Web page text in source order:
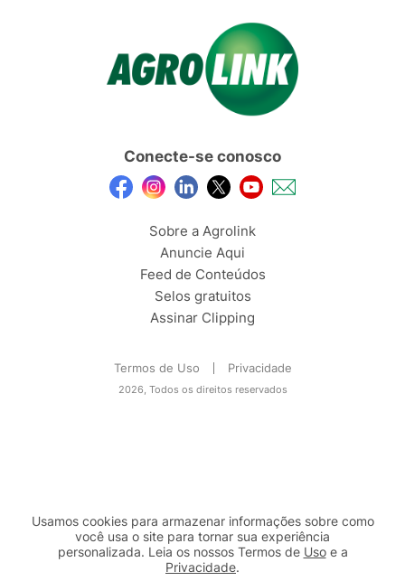
Conecte-se conosco
Sobre a Agrolink
Anuncie Aqui
Feed de Conteúdos
Selos gratuitos
Assinar Clipping
Termos de Uso Privacidade
2026, Todos os direitos reservados
Usamos cookies para armazenar informações sobre como
você usa o site para tornar sua experiência
personalizada. Leia os nossos Termos de Usoe a
Privacidade.